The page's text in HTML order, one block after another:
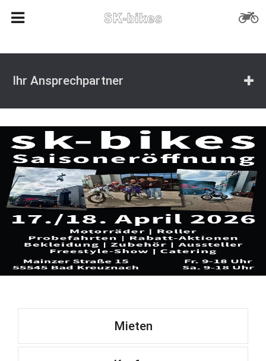
Ihr Ansprechpartner
Mieten